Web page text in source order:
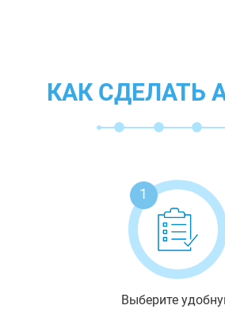
КАК СДЕЛАТЬ
1
Выберите